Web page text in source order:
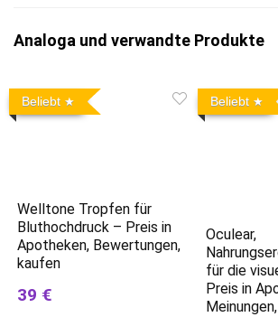
Analoga und verwandte Produkte
Beliebt
Welltone Tropfen für
Bluthochdruck – Preis in
Apotheken, Bewertungen,
kaufen
39 €
Beliebt
Oculear,
für die
Preis in